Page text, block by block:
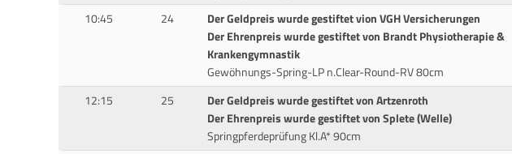
10:45 24
Der Geldpreis wurde gestiftet vion VGH Versicherungen
Der Ehrenpreis wurde gestiftet von Brandt Physiotherapie &
Krankengymnastik
Gewöhnungs-Spring-LP n.Clear-Round-RV 80cm
12:15 25
Der Geldpreis wurde gestiftet von Artzenroth
Der Ehrenpreis wurde gestiftet von Splete (Welle)
Springpferdeprüfung Kl.A* 90cm